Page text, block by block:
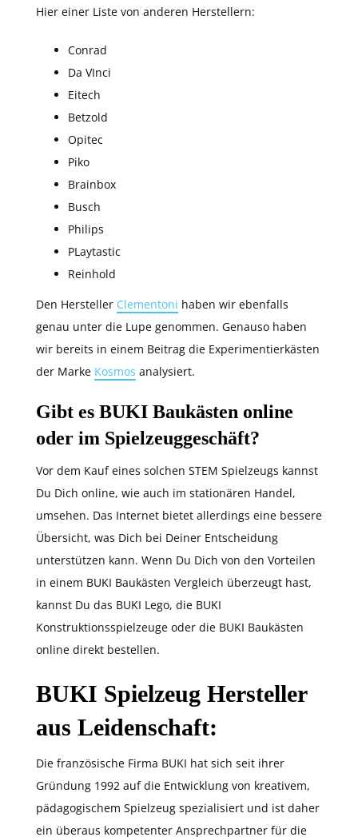
Hier einer Liste von anderen Herstellern:
Conrad
Da VInci
Eitech
Betzold
Opitec
Piko
Brainbox
Busch
Philips
PLaytastic
Reinhold
Den Hersteller Clementoni haben wir ebenfalls
genau unter die Lupe genommen. Genauso haben
wir bereits in einem Beitrag die Experimentierkästen
der Marke Kosmos analysiert.
Gibt es BUKI Baukästen online
oder im Spielzeuggeschäft?
Vor dem Kauf eines solchen STEM Spielzeugs kannst
Du Dich online, wie auch im stationären Handel,
umsehen. Das Internet bietet allerdings eine bessere
Übersicht, was Dich bei Deiner Entscheidung
unterstützen kann. Wenn Du Dich von den Vorteilen
in einem BUKI Baukästen Vergleich überzeugt hast,
kannst Du das BUKI Lego, die BUKI
Konstruktionsspielzeuge oder die BUKI Baukästen
online direkt bestellen.
BUKI Spielzeug Hersteller
aus Leidenschaft:
Die französische Firma BUKI hat sich seit ihrer
Gründung 1992 auf die Entwicklung von kreativem,
pädagogischem Spielzeug spezialisiert und ist daher
ein überaus kompetenter Ansprechpartner für die